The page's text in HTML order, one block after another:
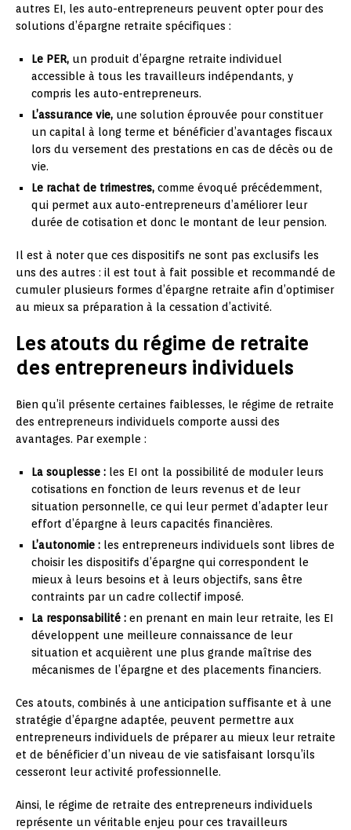
autres EI, les auto-entrepreneurs peuvent opter pour des
solutions d’épargne retraite spécifiques :
Le PER, un produit d’épargne retraite individuel
accessible à tous les travailleurs indépendants, y
compris les auto-entrepreneurs.
L’assurance vie, une solution éprouvée pour constituer
un capital à long terme et bénéficier d’avantages fiscaux
lors du versement des prestations en cas de décès ou de
vie.
Le rachat de trimestres, comme évoqué précédemment,
qui permet aux auto-entrepreneurs d’améliorer leur
durée de cotisation et donc le montant de leur pension.
Il est à noter que ces dispositifs ne sont pas exclusifs les
uns des autres : il est tout à fait possible et recommandé de
cumuler plusieurs formes d’épargne retraite afin d’optimiser
au mieux sa préparation à la cessation d’activité.
Les atouts du régime de retraite
des entrepreneurs individuels
Bien qu’il présente certaines faiblesses, le régime de retraite
des entrepreneurs individuels comporte aussi des
avantages. Par exemple :
La souplesse : les EI ont la possibilité de moduler leurs
cotisations en fonction de leurs revenus et de leur
situation personnelle, ce qui leur permet d’adapter leur
effort d’épargne à leurs capacités financières.
L’autonomie : les entrepreneurs individuels sont libres de
choisir les dispositifs d’épargne qui correspondent le
mieux à leurs besoins et à leurs objectifs, sans être
contraints par un cadre collectif imposé.
La responsabilité : en prenant en main leur retraite, les EI
développent une meilleure connaissance de leur
situation et acquièrent une plus grande maîtrise des
mécanismes de l’épargne et des placements financiers.
Ces atouts, combinés à une anticipation suffisante et à une
stratégie d’épargne adaptée, peuvent permettre aux
entrepreneurs individuels de préparer au mieux leur retraite
et de bénéficier d’un niveau de vie satisfaisant lorsqu’ils
cesseront leur activité professionnelle.
Ainsi, le régime de retraite des entrepreneurs individuels
représente un véritable enjeu pour ces travailleurs